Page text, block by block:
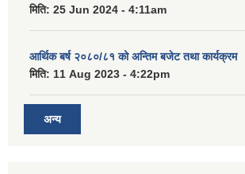
मिति: 25 Jun 2024 - 4:11am
आर्थिक बर्ष २०८०/८१ को अन्तिम बजेट तथा कार्यक्रम
मिति: 11 Aug 2023 - 4:22pm
अन्य